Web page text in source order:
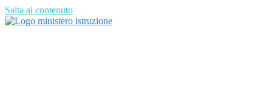
Salta al contenuto